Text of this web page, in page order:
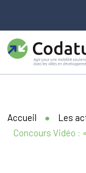
Accueil ● Les
Concours Vidéo :
Panneau de gestion